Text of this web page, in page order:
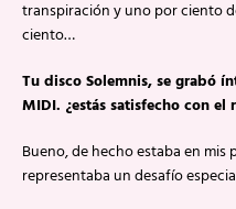
transpiración y uno por ciento
ciento…
Tu disco Solemnis, se grabó
MIDI. ¿estás satisfecho con el
Bueno, de hecho estaba en mis
representaba un desafío